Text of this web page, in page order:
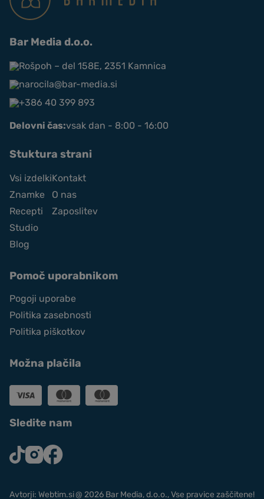
Bar Media d.o.o.
Rošpoh – del 158E, 2351 Kamnica
narocila@bar-media.si
+386 40 399 893
Delovni čas:vsak dan - 8:00 - 16:00
Stuktura strani
Vsi izdelki
Znamke
Recepti
Studio
Blog
Kontakt
O nas
Zaposlitev
Pomoč uporabnikom
Pogoji uporabe
Politika zasebnosti
Politika piškotkov
Možna plačila
Sledite nam
Avtorji: Webtim.si@ 2026 Bar Media, d.o.o., Vse pravice zaščitene!